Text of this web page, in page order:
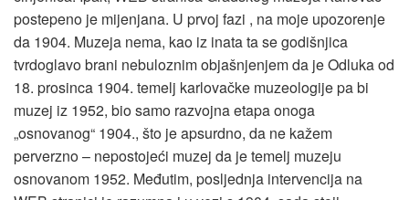
postepeno je mijenjana. U prvoj fazi , na moje upozorenje
da 1904. Muzeja nema, kao iz inata ta se godišnjica
tvrdoglavo brani nebuloznim objašnjenjem da je Odluka od
18. prosinca 1904. temelj karlovačke muzeologije pa bi
muzej iz 1952, bio samo razvojna etapa onoga
„osnovanog“ 1904., što je apsurdno, da ne kažem
perverzno – nepostojeći muzej da je temelj muzeju
osnovanom 1952. Međutim, posljednja intervencija na